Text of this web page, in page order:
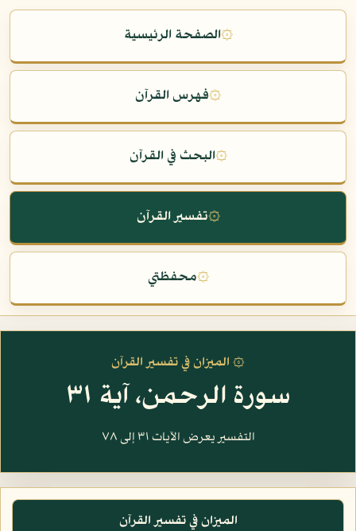
۞الصفحة الرئيسية
۞فهرس القرآن
۞البحث في القرآن
۞تفسير القرآن
۞محفظتي
۞ الميزان في تفسير القرآن
سورة الرحمن، آية ٣١
التفسير يعرض الآيات ٣١ إلى ٧٨
الميزان في تفسير القرآن